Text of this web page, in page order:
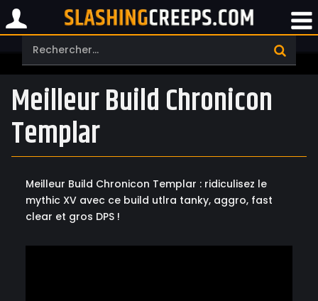
Meilleur Build Chronicon
Templar
Meilleur Build Chronicon Templar : ridiculisez le
mythic XV avec ce build utlra tanky, aggro, fast
clear et gros DPS !